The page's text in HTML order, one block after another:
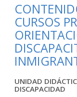
CURSOS
UNIDAD
DISCAPACIDAD